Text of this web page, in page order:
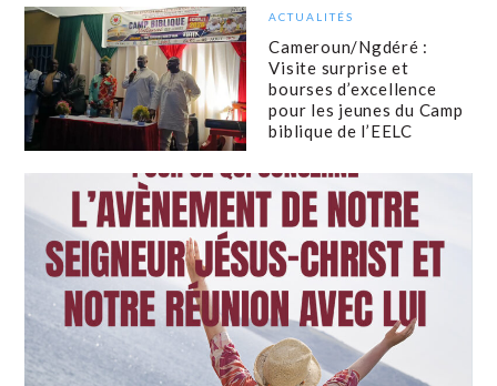
ACTUALITÉS
Cameroun/Ngdéré :
Visite surprise et
bourses d’excellence
pour les jeunes du Camp
biblique de l’EELC